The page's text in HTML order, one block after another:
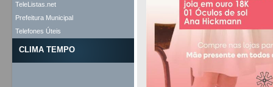
TeleListas.net
Prefeitura Municipal
Telefones Úteis
CLIMA TEMPO